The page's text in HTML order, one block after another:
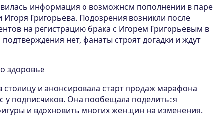
информация о возможном пополнении в паре
Григорьева. Подозрения возникли после
на регистрацию брака с Игорем Григорьевым в
нет, фанаты строят догадки и ждут
здоровье
столицу и анонсировала старт продаж марафона
у подписчиков. Она пообещала поделиться
и вдохновить многих женщин на изменения.